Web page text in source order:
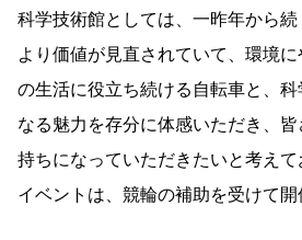
科学技術館としては、一昨年から
より価値が見直されていて、環境
の生活に役立ち続ける自転車と、
なる魅力を存分に体感いただき、
持ちになっていただきたいと考え
イベントは、競輪の補助を受けて開